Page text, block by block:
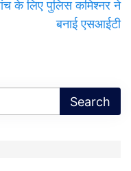
के लिए पुलिस कमिश्नर ने
बनाई एसआईटी